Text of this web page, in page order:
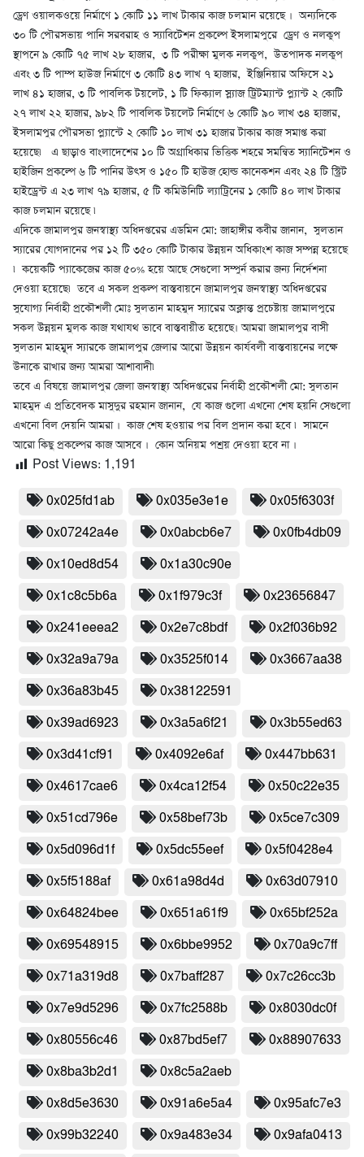
ড্রেণ ওয়ালকওয়ে নির্মাণে ১ কোটি ১১ লাখ টাকার কাজ চলমান রয়েছে । অন্যদিকে
৩০ টি পৌরসভায় পানি সরবরাহ ও স্যাবিটেশন প্রকল্পে ইসলামপুরে ড্রেণ ও নলকুপ
স্থাপনে ৯ কোটি ৭৫ লাখ ২৮ হাজার, ৩ টি পরীক্ষা মুলক নলকুপ, উতপাদক নলকুপ
এবং ৩ টি পাম্প হাউজ নির্মাণে ৩ কোটি ৪৩ লাখ ৭ হাজার, ইঞ্জিনিয়ার অফিসে ২১
লাখ ৪১ হাজার, ৩ টি পাবলিক টয়লেট, ১ টি ফিক্যাল স্ল্যাজ ট্রিটম্যান্ট প্ল্যান্ট ২ কোটি
২৭ লাখ ২২ হাজার, ৯৮২ টি পাবলিক টয়লেট নির্মাণে ৬ কোটি ৯০ লাখ ৩৪ হাজার,
ইসলামপুর পৌরসভা প্ল্যান্টে ২ কোটি ১০ লাখ ৩১ হাজার টাকার কাজ সমাপ্ত করা
হয়েছে৷ এ ছাড়াও বাংলাদেশের ১০ টি অগ্রাধিকার ভিত্তিক শহরে সমন্বিত স্যানিটেশন ও
হাইজিন প্রকল্পে ৬ টি পানির উৎস ও ১৫০ টি হাউজ হোল্ড কানেকশন এবং ২৪ টি স্ট্রিট
হাইড্রেন্ট এ ২৩ লাখ ৭৯ হাজার, ৫ টি কমিউনিটি ল্যাট্রিনের ১ কোটি ৪০ লাখ টাকার
কাজ চলমান রয়েছে ৷
এদিকে জামালপুর জনস্বাস্থ্য অধিদপ্তরের এডমিন মো: জাহাঙ্গীর কবীর জানান, সুলতান
স্যারের যোগদানের পর ১২ টি ৩৫০ কোটি টাকার উন্নয়ন অধিকাংশ কাজ সম্পন্ন হয়েছে
৷ কয়েকটি প্যাকেজের কাজ ৫০% হয়ে আছে সেগুলো সম্পুর্ন করার জন্য নির্দেশনা
দেওয়া হয়েছে৷ তবে এ সকল প্রকল্প বাস্তবায়নে জামালপুর জনস্বাস্থ্য অধিদপ্তরের
সুযোগ্য নির্বাহী প্রকৌশলী মোঃ সুলতান মাহমুদ স্যারের অক্লান্ত প্রচেষ্টায় জামালপুরে
সকল উন্নয়ন মুলক কাজ যথাযথ ভাবে বাস্তবায়ীত হয়েছে। আমরা জামালপুর বাসী
সুলতান মাহমুূদ স্যারকে জামালপুর জেলার আরো উন্নয়ন কার্যবলী বাস্তবায়নের লক্ষে
উনাকে রাখার জন্য আমরা আশাবাদী৷
তবে এ বিষয়ে জামালপুর জেলা জনস্বাস্থ্য অধিদপ্তরের নির্বাহী প্রকৌশলী মো: সুলতান
মাহমুদ এ প্রতিবেদক মাসুদুর রহমান জানান, যে কাজ গুলো এখনো শেষ হয়নি সেগুলো
এখনো বিল দেয়নি আমরা । কাজ শেষ হওয়ার পর বিল প্রদান করা হবে ৷ সামনে
আরো কিছু প্রকল্পের কাজ আসবে । কোন অনিয়ম পশ্রয় দেওয়া হবে না ।
Post Views: 1,191
0x025fd1ab 0x035e3e1e 0x05f6303f
0x07242a4e 0x0abcb6e7 0x0fb4db09
0x10ed8d54 0x1a30c90e
0x1c8c5b6a 0x1f979c3f 0x23656847
0x241eeea2 0x2e7c8bdf 0x2f036b92
0x32a9a79a 0x3525f014 0x3667aa38
0x36a83b45 0x38122591
0x39ad6923 0x3a5a6f21 0x3b55ed63
0x3d41cf91 0x4092e6af 0x447bb631
0x4617cae6 0x4ca12f54 0x50c22e35
0x51cd796e 0x58bef73b 0x5ce7c309
0x5d096d1f 0x5dc55eef 0x5f0428e4
0x5f5188af 0x61a98d4d 0x63d07910
0x64824bee 0x651a61f9 0x65bf252a
0x69548915 0x6bbe9952 0x70a9c7ff
0x71a319d8 0x7baff287 0x7c26cc3b
0x7e9d5296 0x7fc2588b 0x8030dc0f
0x80556c46 0x87bd5ef7 0x88907633
0x8ba3b2d1 0x8c5a2aeb
0x8d5e3630 0x91a6e5a4 0x95afc7e3
0x99b32240 0x9a483e34 0x9afa0413